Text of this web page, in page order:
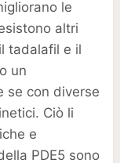
le
altri
tadalafil e il
un
se con diverse
Ciò li
e
PDE5 sono